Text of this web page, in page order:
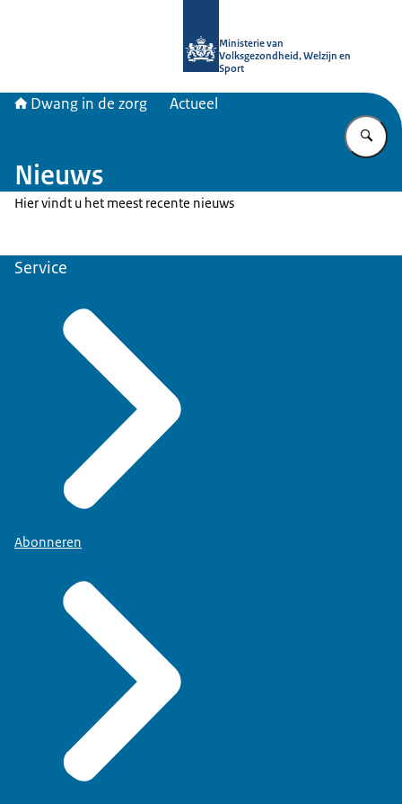
Ministerie van
Volksgezondheid, Welzijn en
Sport
Dwang in de zorg Actueel
Nieuws
Hier vindt u het meest recente nieuws
Service
Abonneren